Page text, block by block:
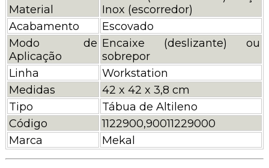
Material
Inox (escorredor)
Acabamento
Escovado
Modo de
Aplicação
Encaixe (deslizante) ou
sobrepor
Linha
Workstation
Medidas
42 x 42 x 3,8 cm
Tipo
Tábua de Altileno
Código
1122900,90011229000
Marca
Mekal